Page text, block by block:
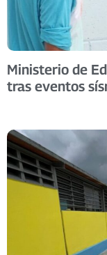
Ministerio de
tras eventos